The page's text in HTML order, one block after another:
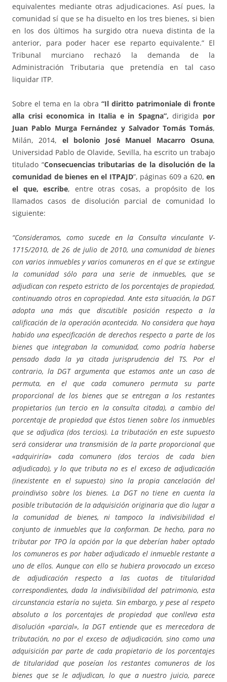
equivalentes mediante otras adjudicaciones. Así pues, la
comunidad sí que se ha disuelto en los tres bienes, si bien
en los dos últimos ha surgido otra nueva distinta de la
anterior, para poder hacer ese reparto equivalente.” El
Tribunal murciano rechazó la demanda de la
Administración Tributaria que pretendía en tal caso
liquidar ITP.
Sobre el tema en la obra “Il diritto patrimoniale di fronte
alla crisi economica in Italia e in Spagna”, dirigida por
Juan Pablo Murga Fernández y Salvador Tomás Tomás,
Milán, 2014, el bolonio José Manuel Macarro Osuna,
Universidad Pablo de Olavide, Sevilla, ha escrito un trabajo
titulado “Consecuencias tributarias de la disolución de la
comunidad de bienes en el ITPAJD”, páginas 609 a 620, en
el que, escribe, entre otras cosas, a propósito de los
llamados casos de disolución parcial de comunidad lo
siguiente:
“Consideramos, como sucede en la Consulta vinculante V-
1715/2010, de 26 de julio de 2010, una comunidad de bienes
con varios inmuebles y varios comuneros en el que se extingue
la comunidad sólo para una serie de inmuebles, que se
adjudican con respeto estricto de los porcentajes de propiedad,
continuando otros en copropiedad. Ante esta situación, la DGT
adopta una más que discutible posición respecto a la
calificación de la operación acontecida. No considera que haya
habido una especificación de derechos respecto a parte de los
bienes que integraban la comunidad, como podría haberse
pensado dada la ya citada jurisprudencia del TS. Por el
contrario, la DGT argumenta que estamos ante un caso de
permuta, en el que cada comunero permuta su parte
proporcional de los bienes que se entregan a los restantes
propietarios (un tercio en la consulta citada), a cambio del
porcentaje de propiedad que éstos tienen sobre los inmuebles
que se adjudica (dos tercios). La tributación en este supuesto
será considerar una transmisión de la parte proporcional que
«adquiriría» cada comunero (dos tercios de cada bien
adjudicado), y lo que tributa no es el exceso de adjudicación
(inexistente en el supuesto) sino la propia cancelación del
proindiviso sobre los bienes. La DGT no tiene en cuenta la
posible tributación de la adquisición originaria que dio lugar a
la comunidad de bienes, ni tampoco la indivisibilidad el
conjunto de inmuebles que la conforman. De hecho, para no
tributar por TPO la opción por la que deberían haber optado
los comuneros es por haber adjudicado el inmueble restante a
uno de ellos. Aunque con ello se hubiera provocado un exceso
de adjudicación respecto a las cuotas de titularidad
correspondientes, dada la indivisibilidad del patrimonio, esta
circunstancia estaría no sujeta. Sin embargo, y pese al respeto
absoluto a los porcentajes de propiedad que conlleva esta
disolución «parcial», la DGT entiende que es merecedora de
tributación, no por el exceso de adjudicación, sino como una
adquisición par parte de cada propietario de los porcentajes
de titularidad que poseían los restantes comuneros de los
bienes que se le adjudican, lo que a nuestro juicio, parece